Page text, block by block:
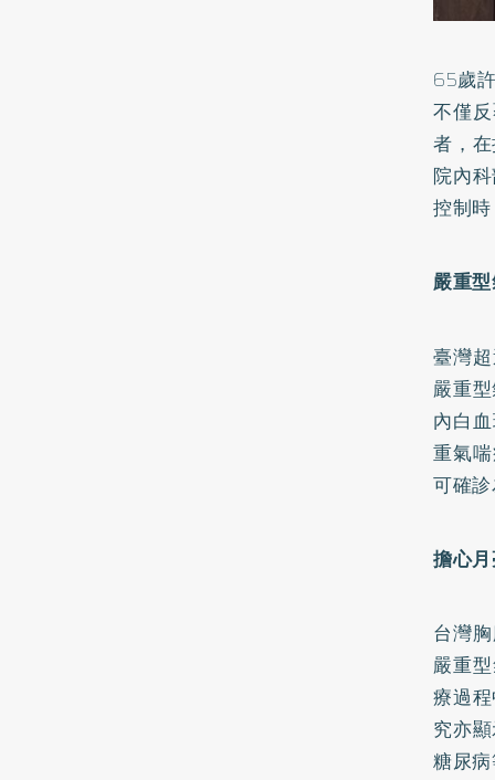
65歲
不僅
者，
院內
控制
嚴重
臺灣
嚴重
內白
重氣
可確
擔心
台灣
嚴重
療過
究亦
糖尿病